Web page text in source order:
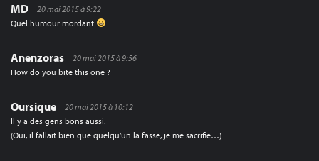
MD
20 mai 2015 à 9:22
Quel humour mordant
Anenzoras
20 mai 2015 à 9:56
How do you bite this one ?
Oursique
20 mai 2015 à 10:12
Il y a des gens bons aussi.
(Oui, il fallait bien que quelqu’un la fasse, je me sacrifie…)